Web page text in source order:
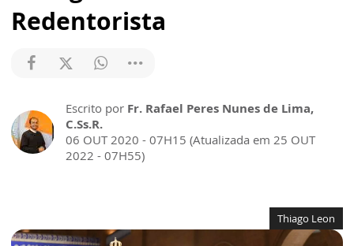
Redentorista
Escrito por Fr. Rafael Peres Nunes de Lima,
C.Ss.R.
06 OUT 2020 - 07H15 (Atualizada em 25 OUT
2022 - 07H55)
Thiago Leon